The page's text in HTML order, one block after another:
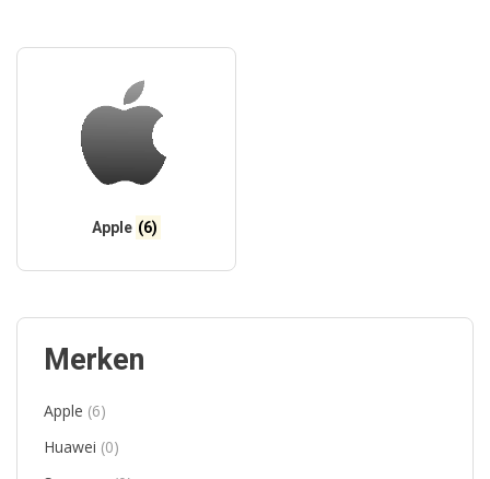
Apple (6)
Merken
Apple (6)
Huawei (0)